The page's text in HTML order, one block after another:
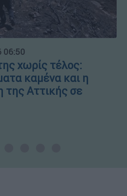
06:50
χωρίς τέλος:
καμένα και η
της Αττικής σε